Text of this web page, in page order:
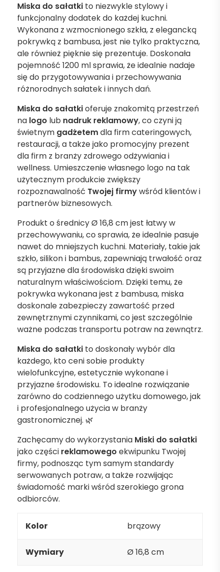
Miska do sałatki to niezwykle stylowy i
funkcjonalny dodatek do każdej kuchni.
Wykonana z wzmocnionego szkła, z elegancką
pokrywką z bambusa, jest nie tylko praktyczna,
ale również pięknie się prezentuje. Doskonała
pojemność 1200 ml sprawia, że idealnie nadaje
się do przygotowywania i przechowywania
różnorodnych sałatek i innych dań.
Miska do sałatkioferuje znakomitą przestrzeń
na logo lub nadruk reklamowy, co czyni ją
świetnym gadżetemdla firm cateringowych,
restauracji, a także jako promocyjny prezent
dla firm z branży zdrowego odżywiania i
wellness. Umieszczenie własnego logo na tak
użytecznym produkcie zwiększy
rozpoznawalność Twojej firmywśród klientów i
partnerów biznesowych.
Produkt o średnicy Ø 16,8 cm jest łatwy w
przechowywaniu, co sprawia, że idealnie pasuje
nawet do mniejszych kuchni. Materiały, takie jak
szkło, silikon i bambus, zapewniają trwałość oraz
są przyjazne dla środowiska dzięki swoim
naturalnym właściwościom. Dzięki temu, że
pokrywka wykonana jest z bambusa, miska
doskonale zabezpieczy zawartość przed
zewnętrznymi czynnikami, co jest szczególnie
ważne podczas transportu potraw na zewnątrz.
Miska do sałatki to doskonały wybór dla
każdego, kto ceni sobie produkty
wielofunkcyjne, estetycznie wykonane i
przyjazne środowisku. To idealne rozwiązanie
zarówno do codziennego użytku domowego, jak
i profesjonalnego użycia w branży
gastronomicznej. 🌿
Zachęcamy do wykorzystania Miski do sałatki
jako części reklamowego ekwipunku Twojej
firmy, podnosząc tym samym standardy
serwowanych potraw, a także rozwijając
świadomość marki wśród szerokiego grona
odbiorców.
Kolor brązowy
Wymiary Ø 16,8 cm